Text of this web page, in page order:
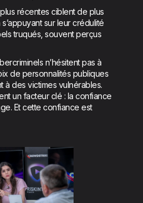
récentes ciblent de plus
sur leur crédulité
truqués, souvent perçus
n’hésitent pas à
de personnalités publiques
à des victimes vulnérables.
un facteur clé : la confiance
Et cette confiance est